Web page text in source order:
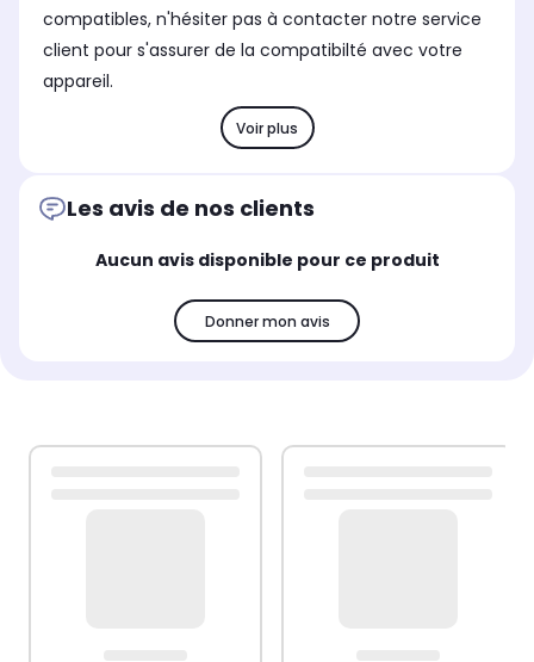
compatibles, n'hésiter pas à contacter notre service
client pour s'assurer de la compatibilté avec votre
appareil.
Voir plus
Les avis de nos clients
Aucun avis disponible pour ce produit
Donner mon avis